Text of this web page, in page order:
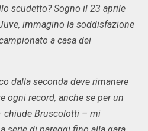
scudetto? Sogno il 23 aprile
immagino la soddisfazione
a casa dei
dalla seconda deve rimanere
ogni record, anche se per un
chiude Bruscolotti – mi